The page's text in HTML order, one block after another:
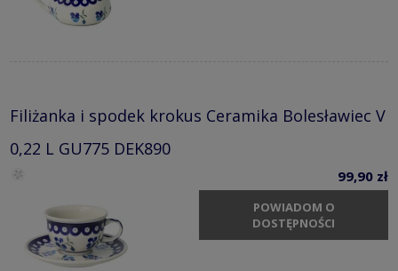
Filiżanka i spodek krokus Ceramika Bolesławiec V
0,22 L GU775 DEK890
99,90 zł
POWIADOM O
DOSTĘPNOŚCI